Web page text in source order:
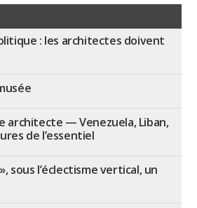
: les architectes doivent
architecte — Venezuela, Liban,
de l’essentiel
sous l’éclectisme vertical, un